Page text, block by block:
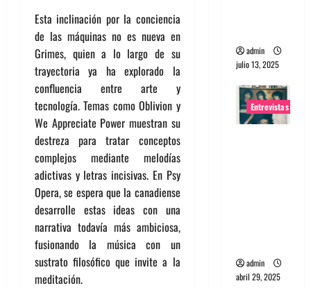
Esta inclinación por la conciencia
de las máquinas no es nueva en
Grimes, quien a lo largo de su
trayectoria ya ha explorado la
confluencia entre arte y
tecnología. Temas como Oblivion y
We Appreciate Power muestran su
destreza para tratar conceptos
complejos mediante melodías
adictivas y letras incisivas. En Psy
Opera, se espera que la canadiense
desarrolle estas ideas con una
narrativa todavía más ambiciosa,
fusionando la música con un
sustrato filosófico que invite a la
meditación.
admin
julio 13, 2025
Entrevistas
admin
abril 29, 2025